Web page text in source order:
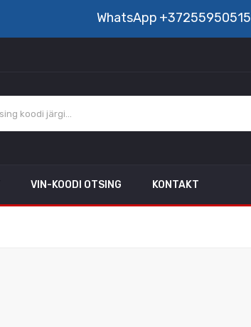
WhatsApp +37255950515
VIN-KOODI OTSING KONTAKT